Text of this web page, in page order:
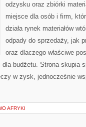
odzysku oraz zbiórki
miejsce dla osób i firm,
działa rynek materiałów
odpady do sprzedaży, jak
oraz dlaczego właściwe
budżetu. Strona skupia
w zysk, jednocześnie
AFRYKI